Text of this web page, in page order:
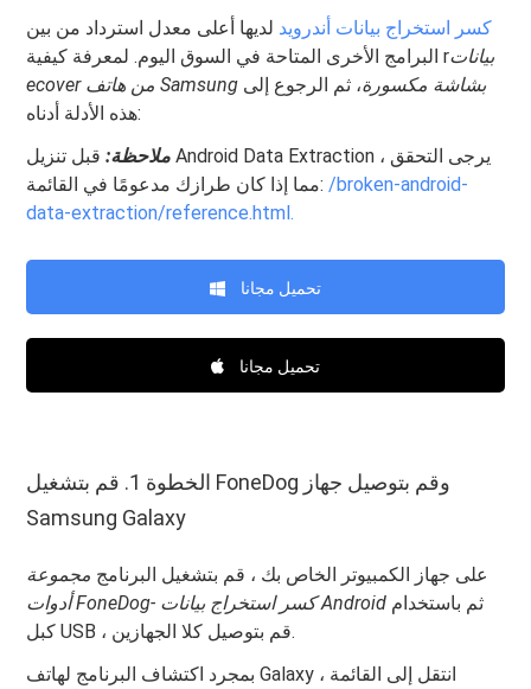
كسر استخراج بيانات أندرويد لديها أعلى معدل استرداد من بين
البرامج الأخرى المتاحة في السوق اليوم. لمعرفة كيفية rبيانات
ecover من هاتف Samsung بشاشة مكسورة، ثم الرجوع إلى
هذه الأدلة أدناه:
ملاحظة:قبل تنزيل Android Data Extraction ، يرجى التحقق
مما إذا كان طرازك مدعومًا في القائمة:/broken-android-
data-extraction/reference.html.
تحميل مجانا
تحميل مجانا
الخطوة 1. قم بتشغيل FoneDog وقم بتوصيل جهاز
Samsung Galaxy
على جهاز الكمبيوتر الخاص بك ، قم بتشغيل البرنامج مجموعة
أدوات FoneDog- كسر استخراج بيانات Android ثم باستخدام
كبل USB ، قم بتوصيل كلا الجهازين.
بمجرد اكتشاف البرنامج لهاتف Galaxy ، انتقل إلى القائمة